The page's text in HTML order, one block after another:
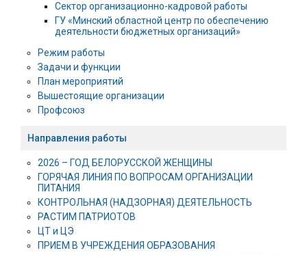
Сектор организационно-кадровой работы
ГУ «Минский областной центр по обеспечению
деятельности бюджетных организаций»
Режим работы
Задачи и функции
План мероприятий
Вышестоящие организации
Профсоюз
Направления работы
2026 – ГОД БЕЛОРУССКОЙ ЖЕНЩИНЫ
ГОРЯЧАЯ ЛИНИЯ ПО ВОПРОСАМ ОРГАНИЗАЦИИ
ПИТАНИЯ
КОНТРОЛЬНАЯ (НАДЗОРНАЯ) ДЕЯТЕЛЬНОСТЬ
РАСТИМ ПАТРИОТОВ
ЦТ и ЦЭ
ПРИЕМ В УЧРЕЖДЕНИЯ ОБРАЗОВАНИЯ